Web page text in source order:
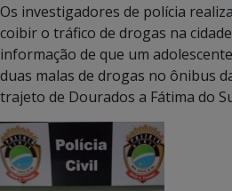
Os investigadores de polícia
coibir o tráfico de drogas na
informação de que um
duas malas de drogas no ônibus
trajeto de Dourados a Fátima do